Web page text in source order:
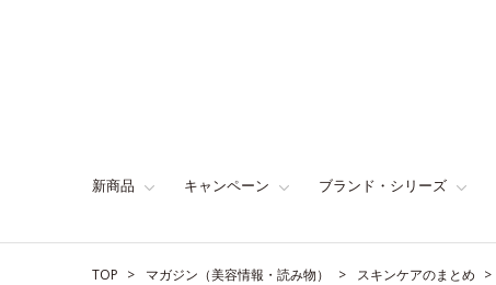
新商品 キャンペーン ブランド・シリーズ
TOP マガジン（美容情報・読み物） スキンケアのまとめ